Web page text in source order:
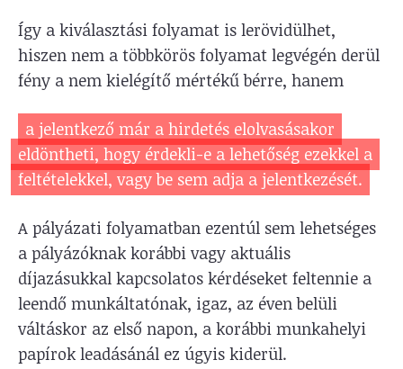
Így a kiválasztási folyamat is lerövidülhet,
hiszen nem a többkörös folyamat legvégén derül
fény a nem kielégítő mértékű bérre, hanem
a jelentkező már a hirdetés elolvasásakor
eldöntheti, hogy érdekli-e a lehetőség ezekkel a
feltételekkel, vagy be sem adja a jelentkezését.
A pályázati folyamatban ezentúl sem lehetséges
a pályázóknak korábbi vagy aktuális
díjazásukkal kapcsolatos kérdéseket feltennie a
leendő munkáltatónak, igaz, az éven belüli
váltáskor az első napon, a korábbi munkahelyi
papírok leadásánál ez úgyis kiderül.